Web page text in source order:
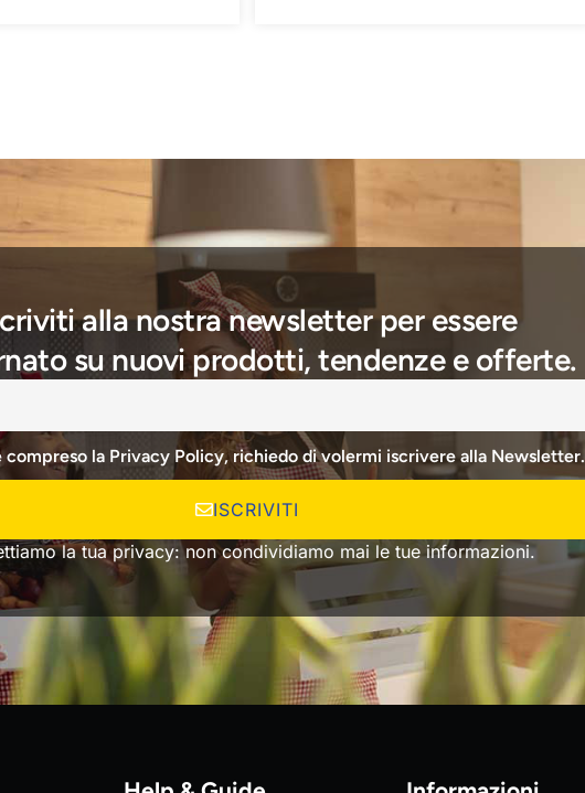
alla nostra newsletter per essere
su nuovi prodotti, tendenze e offerte.
compreso la Privacy Policy, richiedo di volermi iscrivere alla Newsletter.
ISCRIVITI
la tua privacy: non condividiamo mai le tue informazioni.